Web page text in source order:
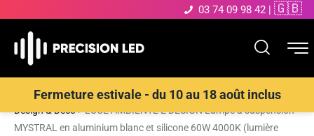
03 74 09 98 42 | 🇬🇧
Fermeture estivale - du 10 au 18 août inclus
Accueil>Boutique>ECLAIRAGE INTERIEUR LED>Suspensions
Design & Déco>LUCE AMBIENTE E DESIGN Lampe à suspension
MYSTRAL en aluminium blanc et silicone 60W 4000K (lumière